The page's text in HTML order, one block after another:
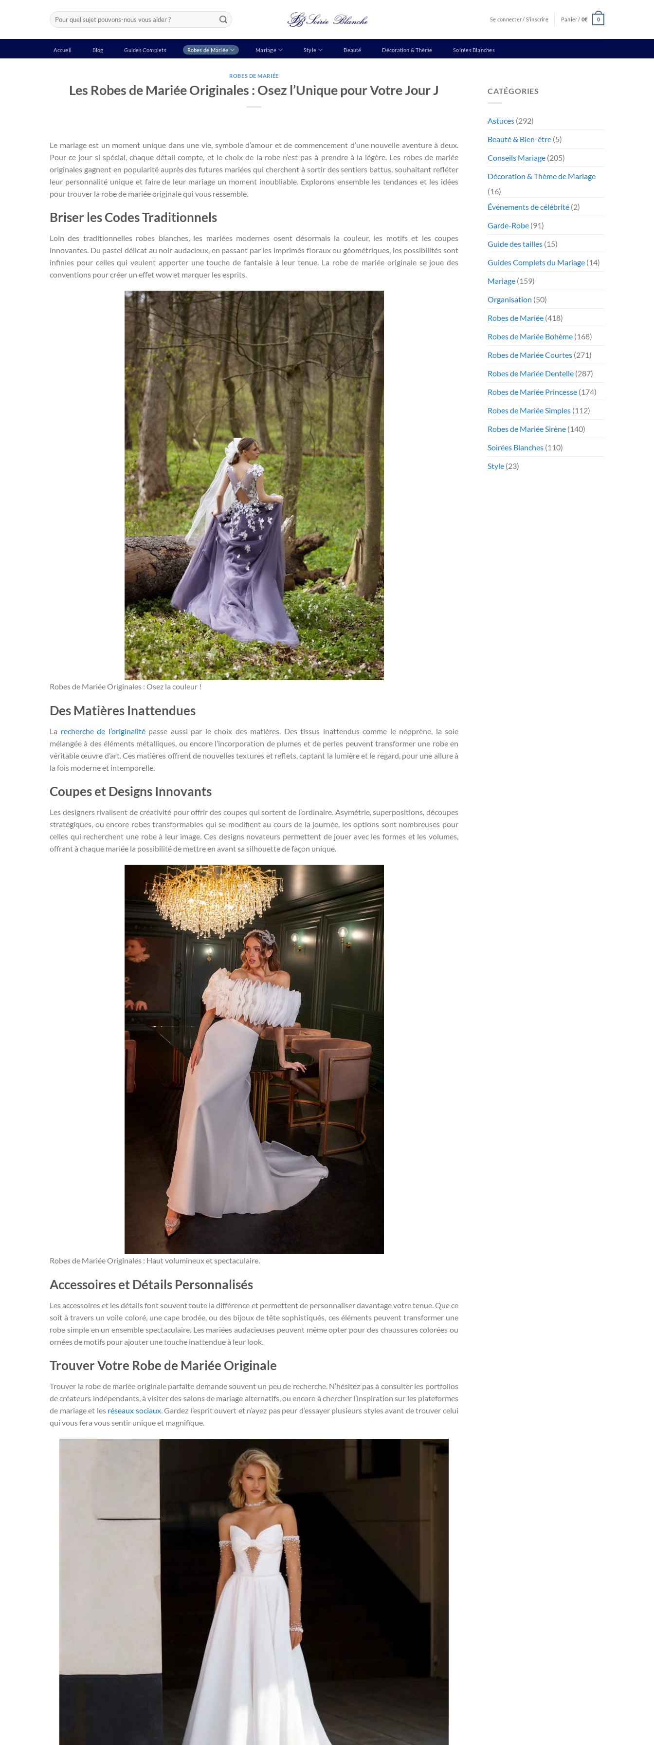
Recherche
pour :
Se connecter / S’inscrire Panier / 0€ 0
Accueil Blog Guides Complets Robes de Mariée Mariage Style Beauté Décoration & Thème Soirées Blanches
ROBES DE MARIÉE
Les Robes de Mariée Originales : Osez l’Unique pour Votre Jour J
Le mariage est un moment unique dans une vie, symbole d’amour et de commencement d’une nouvelle aventure à deux.
Pour ce jour si spécial, chaque détail compte, et le choix de la robe n’est pas à prendre à la légère. Les robes de mariée
originales gagnent en popularité auprès des futures mariées qui cherchent à sortir des sentiers battus, souhaitant refléter
leur personnalité unique et faire de leur mariage un moment inoubliable. Explorons ensemble les tendances et les idées
pour trouver la robe de mariée originale qui vous ressemble.
Briser les Codes Traditionnels
Loin des traditionnelles robes blanches, les mariées modernes osent désormais la couleur, les motifs et les coupes
innovantes. Du pastel délicat au noir audacieux, en passant par les imprimés floraux ou géométriques, les possibilités sont
infinies pour celles qui veulent apporter une touche de fantaisie à leur tenue. La robe de mariée originale se joue des
conventions pour créer un effet wow et marquer les esprits.
Robes de Mariée Originales : Osez la couleur !
Des Matières Inattendues
La recherche de l’originalitépasse aussi par le choix des matières. Des tissus inattendus comme le néoprène, la soie
mélangée à des éléments métalliques, ou encore l’incorporation de plumes et de perles peuvent transformer une robe en
véritable œuvre d’art. Ces matières offrent de nouvelles textures et reflets, captant la lumière et le regard, pour une allure à
la fois moderne et intemporelle.
Coupes et Designs Innovants
Les designers rivalisent de créativité pour offrir des coupes qui sortent de l’ordinaire. Asymétrie, superpositions, découpes
stratégiques, ou encore robes transformables qui se modifient au cours de la journée, les options sont nombreuses pour
celles qui recherchent une robe à leur image. Ces designs novateurs permettent de jouer avec les formes et les volumes,
offrant à chaque mariée la possibilité de mettre en avant sa silhouette de façon unique.
Robes de Mariée Originales : Haut volumineux et spectaculaire.
Accessoires et Détails Personnalisés
Les accessoires et les détails font souvent toute la différence et permettent de personnaliser davantage votre tenue. Que ce
soit à travers un voile coloré, une cape brodée, ou des bijoux de tête sophistiqués, ces éléments peuvent transformer une
robe simple en un ensemble spectaculaire. Les mariées audacieuses peuvent même opter pour des chaussures colorées ou
ornées de motifs pour ajouter une touche inattendue à leur look.
Trouver Votre Robe de Mariée Originale
Trouver la robe de mariée originale parfaite demande souvent un peu de recherche. N’hésitez pas à consulter les portfolios
de créateurs indépendants, à visiter des salons de mariage alternatifs, ou encore à chercher l’inspiration sur les plateformes
de mariage et les réseaux sociaux. Gardez l’esprit ouvert et n’ayez pas peur d’essayer plusieurs styles avant de trouver celui
qui vous fera vous sentir unique et magnifique.
CATÉGORIES
Astuces (292)
Beauté & Bien-être (5)
Conseils Mariage (205)
Décoration & Thème de Mariage
(16)
Événements de célébrité (2)
Garde-Robe (91)
Guide des tailles (15)
Guides Complets du Mariage (14)
Mariage (159)
Organisation (50)
Robes de Mariée (418)
Robes de Mariée Bohème (168)
Robes de Mariée Courtes (271)
Robes de Mariée Dentelle (287)
Robes de Mariée Princesse (174)
Robes de Mariée Simples (112)
Robes de Mariée Sirène (140)
Soirées Blanches (110)
Style (23)